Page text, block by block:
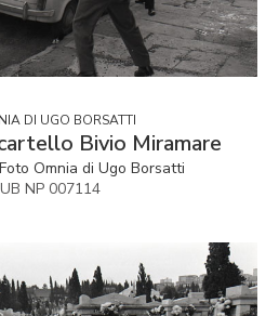
DI UGO BORSATTI
Bivio Miramare
Omnia di Ugo Borsatti
NP 007114